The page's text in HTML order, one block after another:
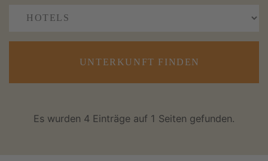
UNTERKUNFT FINDEN
Es wurden 4 Einträge auf 1 Seiten gefunden.